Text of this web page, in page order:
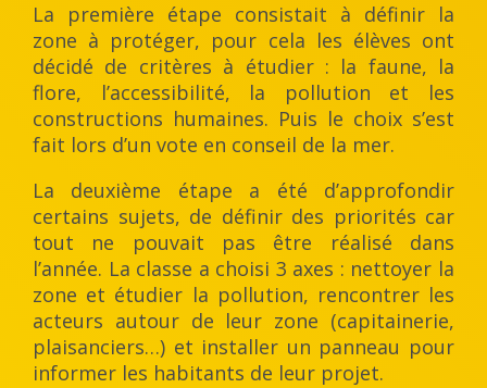
La première étape consistait à définir la
zone à protéger, pour cela les élèves ont
décidé de critères à étudier : la faune, la
flore, l’accessibilité, la pollution et les
constructions humaines. Puis le choix s’est
fait lors d’un vote en conseil de la mer.
La deuxième étape a été d’approfondir
certains sujets, de définir des priorités car
tout ne pouvait pas être réalisé dans
l’année. La classe a choisi 3 axes : nettoyer la
zone et étudier la pollution, rencontrer les
acteurs autour de leur zone (capitainerie,
plaisanciers…) et installer un panneau pour
informer les habitants de leur projet.